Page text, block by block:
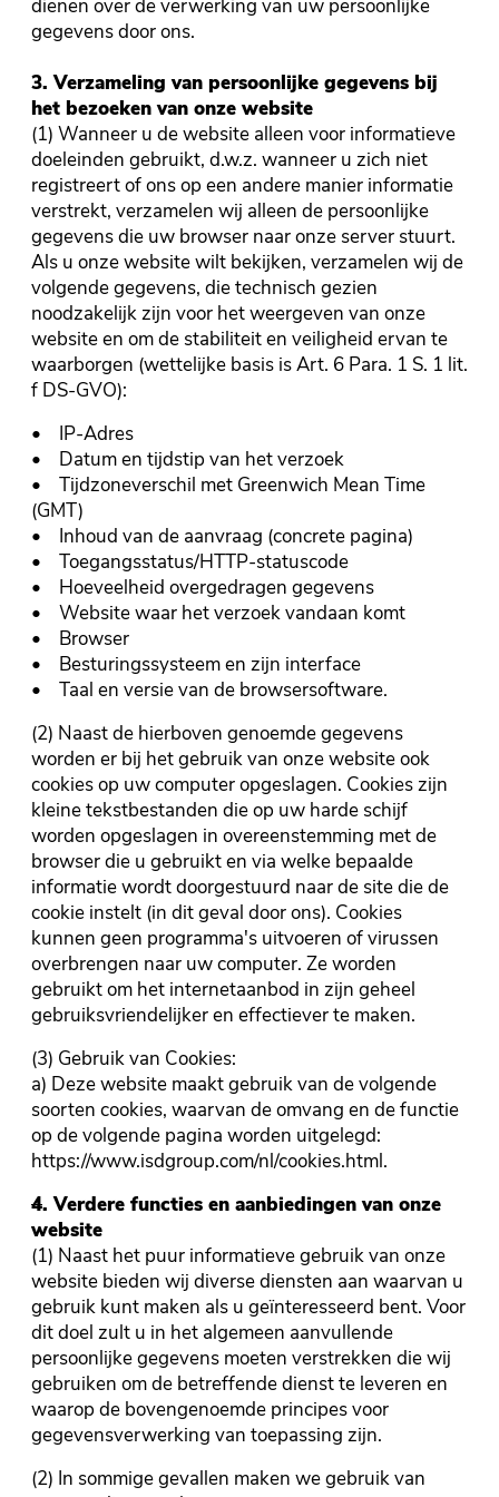
dienen over de verwerking van uw persoonlijke
gegevens door ons.
3. Verzameling van persoonlijke gegevens bij
het bezoeken van onze website
(1) Wanneer u de website alleen voor informatieve
doeleinden gebruikt, d.w.z. wanneer u zich niet
registreert of ons op een andere manier informatie
verstrekt, verzamelen wij alleen de persoonlijke
gegevens die uw browser naar onze server stuurt.
Als u onze website wilt bekijken, verzamelen wij de
volgende gegevens, die technisch gezien
noodzakelijk zijn voor het weergeven van onze
website en om de stabiliteit en veiligheid ervan te
waarborgen (wettelijke basis is Art. 6 Para. 1 S. 1 lit.
f DS-GVO):
• IP-Adres
• Datum en tijdstip van het verzoek
• Tijdzoneverschil met Greenwich Mean Time
(GMT)
• Inhoud van de aanvraag (concrete pagina)
• Toegangsstatus/HTTP-statuscode
• Hoeveelheid overgedragen gegevens
• Website waar het verzoek vandaan komt
• Browser
• Besturingssysteem en zijn interface
• Taal en versie van de browsersoftware.
(2) Naast de hierboven genoemde gegevens
worden er bij het gebruik van onze website ook
cookies op uw computer opgeslagen. Cookies zijn
kleine tekstbestanden die op uw harde schijf
worden opgeslagen in overeenstemming met de
browser die u gebruikt en via welke bepaalde
informatie wordt doorgestuurd naar de site die de
cookie instelt (in dit geval door ons). Cookies
kunnen geen programma's uitvoeren of virussen
overbrengen naar uw computer. Ze worden
gebruikt om het internetaanbod in zijn geheel
gebruiksvriendelijker en effectiever te maken.
(3) Gebruik van Cookies:
a) Deze website maakt gebruik van de volgende
soorten cookies, waarvan de omvang en de functie
op de volgende pagina worden uitgelegd:
https://www.isdgroup.com/nl/cookies.html.
4. Verdere functies en aanbiedingen van onze
website
(1) Naast het puur informatieve gebruik van onze
website bieden wij diverse diensten aan waarvan u
gebruik kunt maken als u geïnteresseerd bent. Voor
dit doel zult u in het algemeen aanvullende
persoonlijke gegevens moeten verstrekken die wij
gebruiken om de betreffende dienst te leveren en
waarop de bovengenoemde principes voor
gegevensverwerking van toepassing zijn.
(2) In sommige gevallen maken we gebruik van